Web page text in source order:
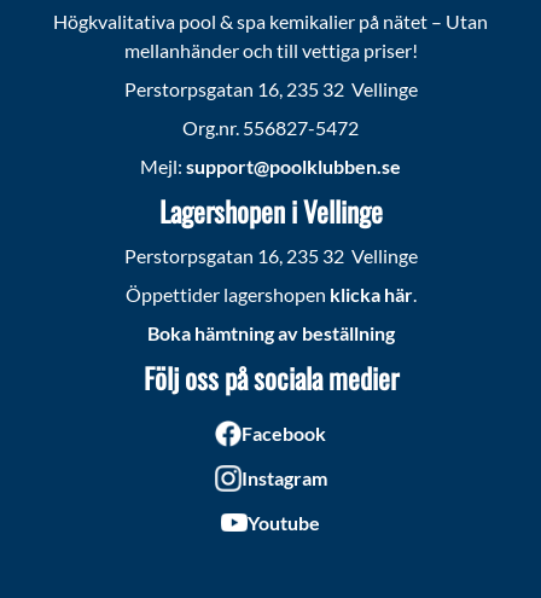
Högkvalitativa pool & spa kemikalier på nätet – Utan
mellanhänder och till vettiga priser!
Perstorpsgatan 16, 235 32 Vellinge
Org.nr. 556827-5472
Mejl: support@poolklubben.se
Lagershopen i Vellinge
Perstorpsgatan 16, 235 32 Vellinge
Öppettider lagershopen klicka här.
Boka hämtning av beställning
Följ oss på sociala medier
Facebook
Instagram
Youtube